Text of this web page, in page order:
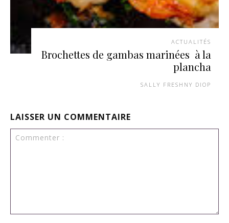
ACTUALITÉS
Brochettes de gambas marinées à la
plancha
SALLY FRESHNY DIOP
LAISSER UN COMMENTAIRE